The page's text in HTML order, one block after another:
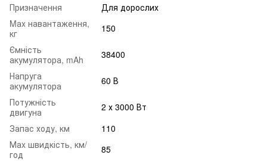
Призначення
Для дорослих
Mаx навантаження,
кг
150
Ємність
акумулятора, mAh
38400
Напруга
акумулятора
60 В
Потужність
двигуна
2 х 3000 Вт
Запас ходу, км
110
Маx швидкість, км/
год
85